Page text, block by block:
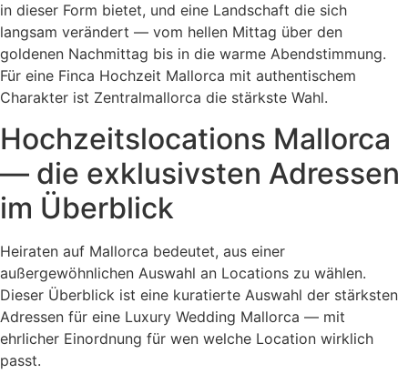
in dieser Form bietet, und eine Landschaft die sich
langsam verändert — vom hellen Mittag über den
goldenen Nachmittag bis in die warme Abendstimmung.
Für eine Finca Hochzeit Mallorca mit authentischem
Charakter ist Zentralmallorca die stärkste Wahl.
Hochzeitslocations Mallorca
— die exklusivsten Adressen
im Überblick
Heiraten auf Mallorca bedeutet, aus einer
außergewöhnlichen Auswahl an Locations zu wählen.
Dieser Überblick ist eine kuratierte Auswahl der stärksten
Adressen für eine Luxury Wedding Mallorca — mit
ehrlicher Einordnung für wen welche Location wirklich
passt.